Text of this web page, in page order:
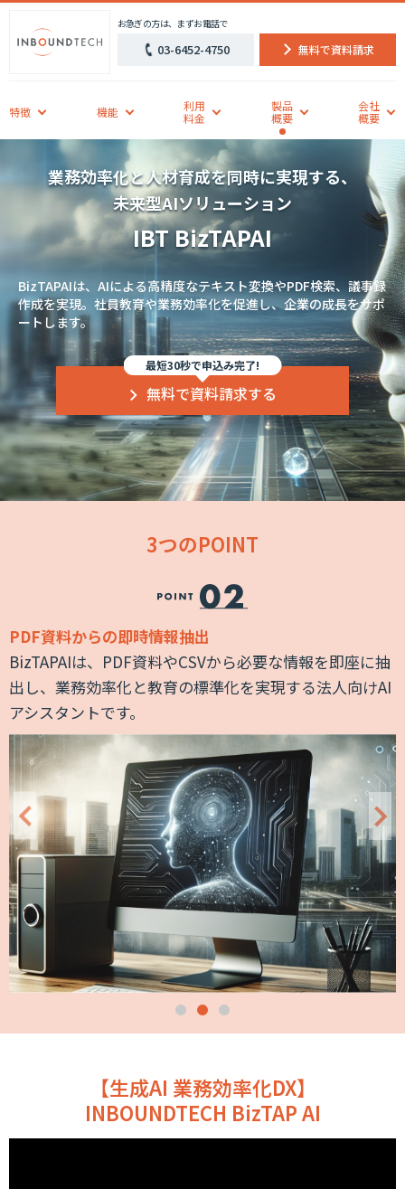
特徴 機能
利用
料金
製品
概要
会社
概要
お急ぎの方は、まずお電話で
03-6452-4750 無料で資料請求
業務効率化と人材育成を同時に実現する、
未来型AIソリューション
IBT BizTAPAI
BizTAPAIは、AIによる高精度なテキスト変換やPDF検索、議事録
作成を実現。社員教育や業務効率化を促進し、企業の成長をサポ
ートします。
最短30秒で申込み完了!
無料で資料請求する
3つのPOINT
PDF資料からの即時情報抽出
BizTAPAIは、PDF資料やCSVから必要な情報を即座に抽
出し、業務効率化と教育の標準化を実現する法人向けAI
アシスタントです。
【生成AI 業務効率化DX】
INBOUNDTECH BizTAP AI